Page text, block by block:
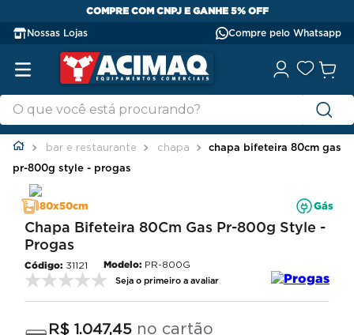
COMPRE COM CNPJ E GANHE 5% OFF
Nossas Lojas Compre pelo Whatsapp
bar e restaurante chapa
chapa bifeteira 80cm gas
pr-800g style - progas
80x50cm Gás
Chapa Bifeteira 80Cm Gas Pr-800g Style -
Progas
31121 Modelo: PR-800G
Seja o primeiro a avaliar
R$ 1 .047,45 no cartão